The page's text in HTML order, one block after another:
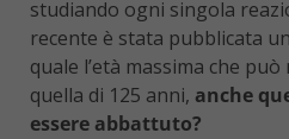
studiando ogni singola
recente è stata pubblicata
quale l’età massima che
quella di 125 anni, anche
essere abbattuto?